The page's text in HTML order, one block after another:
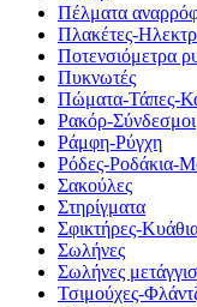
Πέλματα
Πλακέτες-
Ποτενσιόμετρα
Πυκνωτές
Πώματα-Τάπες-
Ρακόρ-Σύνδεσμοι
Ράμφη-Ρύγχη
Ρόδες-Ροδάκια-
Σακούλες
Στηρίγματα
Σφικτήρες-
Σωλήνες
Σωλήνες
Τσιμούχες-